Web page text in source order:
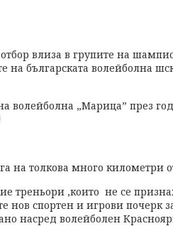
влиза в групите на
българската волейболна
волейболна „Марица” през
на толкова много километри
треньори ,които не се
нов спортен и игрови почерк
насред волейболен